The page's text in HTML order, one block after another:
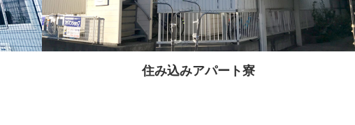
住み込みアパート寮